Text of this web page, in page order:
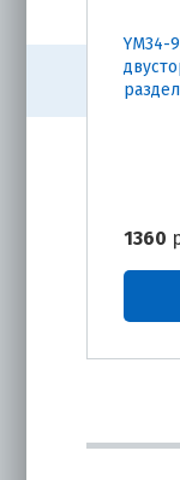
YM34-
1360